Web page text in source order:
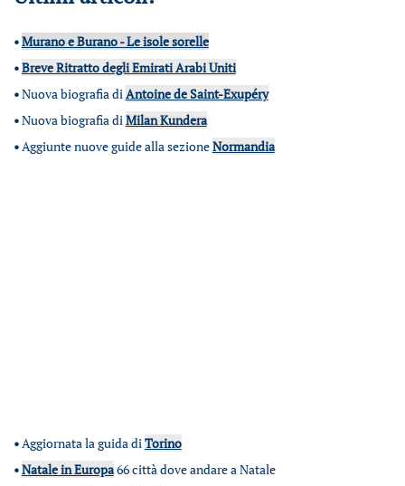
•Murano e Burano - Le isole sorelle
•Breve Ritratto degli Emirati Arabi Uniti
•Nuova biografia diAntoine de Saint-Exupéry
•Nuova biografia diMilan Kundera
•Aggiunte nuove guide alla sezioneNormandia
•Aggiornata la guida diTorino
•Natale in Europa66 città dove andare a Natale